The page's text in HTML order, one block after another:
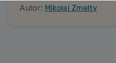
Autor: Mikołaj Zmełty